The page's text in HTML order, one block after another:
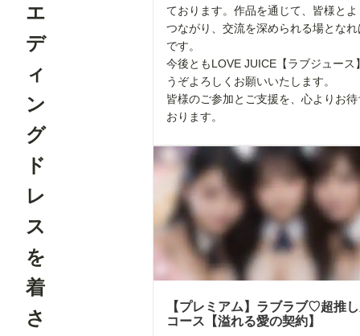
エ
デ
ィ
ン
グ
ド
レ
ス
を
着
さ
ております。作品を通じて、皆様と
つながり、交流を深められる場とな
です。
今後ともLOVE JUICE【ラブジュース
うぞよろしくお願いいたします。
皆様のご参加とご支援を、心よりお
おります。
【プレミアム】ラブラブ♡超推
コース【溢れる愛の契約】